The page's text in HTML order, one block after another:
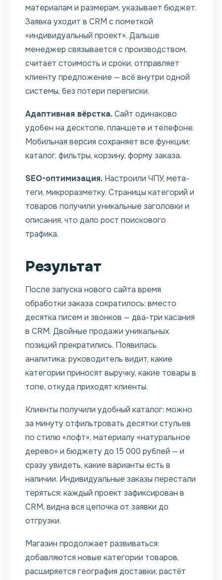
материалам и размерам, указывает бюджет.
Заявка уходит в CRM с пометкой
«индивидуальный проект». Дальше
менеджер связывается с производством,
считает стоимость и сроки, отправляет
клиенту предложение — всё внутри одной
системы, без потери переписки.
Адаптивная вёрстка.Сайт одинаково
удобен на десктопе, планшете и телефоне.
Мобильная версия сохраняет все функции:
каталог, фильтры, корзину, форму заказа.
SEO-оптимизация. Настроили ЧПУ, мета-
теги, микроразметку. Страницы категорий и
товаров получили уникальные заголовки и
описания, что дало рост поискового
трафика.
Результат
После запуска нового сайта время
обработки заказа сократилось: вместо
десятка писем и звонков — два-три касания
в CRM. Двойные продажи уникальных
позиций прекратились. Появилась
аналитика: руководитель видит, какие
категории приносят выручку, какие товары в
топе, откуда приходят клиенты.
Клиенты получили удобный каталог: можно
за минуту отфильтровать десятки стульев
по стилю «лофт», материалу «натуральное
дерево» и бюджету до 15 000 рублей — и
сразу увидеть, какие варианты есть в
наличии. Индивидуальные заказы перестали
теряться: каждый проект зафиксирован в
CRM, видна вся цепочка от заявки до
отгрузки.
Магазин продолжает развиваться:
добавляются новые категории товаров,
расширяется география доставки, растёт